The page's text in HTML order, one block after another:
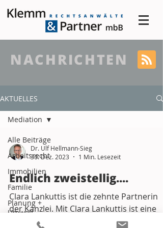
NACHRICHTEN
AKTUELLES
Alle Beiträge
Arbeitsrecht
Immobilien
Familie
Planung +
Umwelt
Mediation
Dr. Ulf Hellmann-Sieg
30. Dez. 2023
1 Min. Lesezeit
Endlich zweistellig....
Clara Lankuttis ist die zehnte Partnerin
der Kanzlei. Mit Clara Lankuttis ist eine
weitere Spezialistin im Bereich